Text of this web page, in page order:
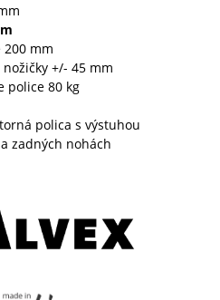
200 mm
+/- 45 mm
police 80 kg
polica s výstuhou
zadných nohách